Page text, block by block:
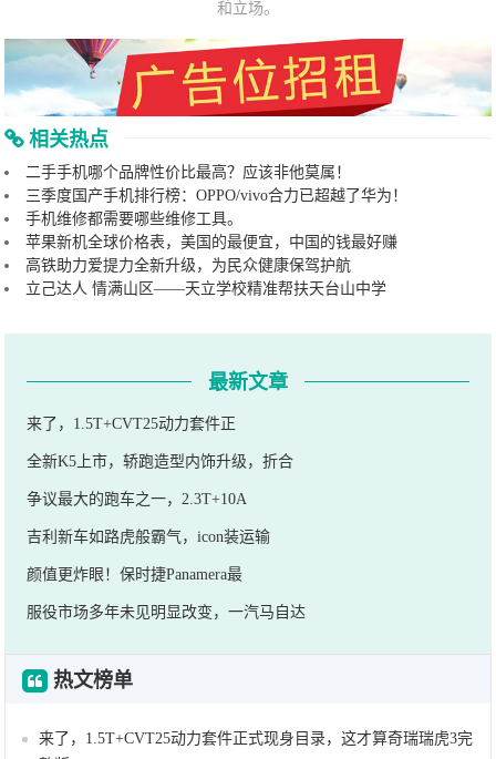
和立场。
相关热点
二手手机哪个品牌性价比最高？应该非他莫属！
三季度国产手机排行榜：OPPO/vivo合力已超越了华为！
手机维修都需要哪些维修工具。
苹果新机全球价格表，美国的最便宜，中国的钱最好赚
高铁助力爱提力全新升级，为民众健康保驾护航
立己达人 情满山区——天立学校精准帮扶天台山中学
最新文章
来了，1.5T+CVT25动力套件正
全新K5上市，轿跑造型内饰升级，折合
争议最大的跑车之一，2.3T+10A
吉利新车如路虎般霸气，icon装运输
颜值更炸眼！保时捷Panamera最
服役市场多年未见明显改变，一汽马自达
热文榜单
来了，1.5T+CVT25动力套件正式现身目录，这才算奇瑞瑞虎3完